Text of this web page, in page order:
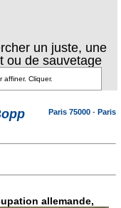
un juste, une
ou de sauvetage
Paris 75000 - Paris
allemande,